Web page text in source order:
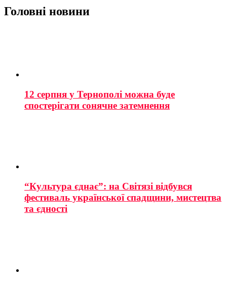
Головні новини
12 серпня у Тернополі можна буде
спостерігати сонячне затемнення
“Культура єднає”: на Світязі відбувся
фестиваль української спадщини, мистецтва
та єдності